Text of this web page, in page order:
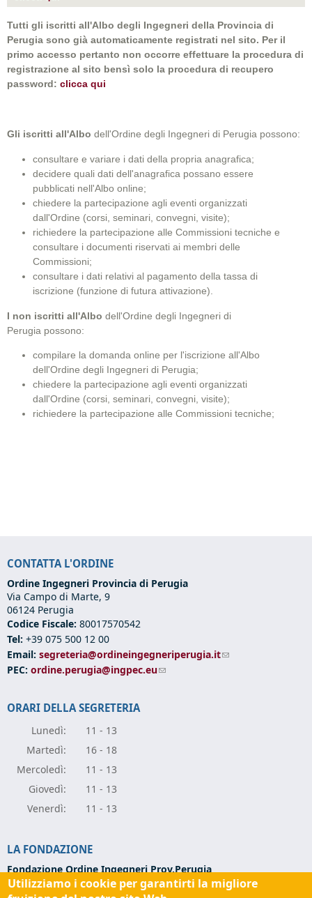
Tutti gli iscritti all'Albo degli Ingegneri della Provincia di
Perugia sono già automaticamente registrati nel sito. Per il
primo accesso pertanto non occorre effettuare la procedura di
registrazione al sito bensì solo la procedura di recupero
password: clicca qui
Gli iscritti all'Albo dell'Ordine degli Ingegneri di Perugia possono:
consultare e variare i dati della propria anagrafica;
decidere quali dati dell'anagrafica possano essere
pubblicati nell'Albo online;
chiedere la partecipazione agli eventi organizzati
dall'Ordine (corsi, seminari, convegni, visite);
richiedere la partecipazione alle Commissioni tecniche e
consultare i documenti riservati ai membri delle
Commissioni;
consultare i dati relativi al pagamento della tassa di
iscrizione (funzione di futura attivazione).
I non iscritti all'Albo dell'Ordine degli Ingegneri di
Perugia possono:
compilare la domanda online per l'iscrizione all'Albo
dell'Ordine degli Ingegneri di Perugia;
chiedere la partecipazione agli eventi organizzati
dall'Ordine (corsi, seminari, convegni, visite);
richiedere la partecipazione alle Commissioni tecniche;
CONTATTA L'ORDINE
Ordine Ingegneri Provincia di Perugia
Via Campo di Marte, 9
06124 Perugia
Codice Fiscale: 80017570542
Tel: +39 075 500 12 00
Email: segreteria@ordineingegneriperugia.it(link sends e-mail)
PEC: ordine.perugia@ingpec.eu(link sends e-mail)
ORARI DELLA SEGRETERIA
Lunedì:
11 - 13
Martedì:
16 - 18
Mercoledì:
11 - 13
Giovedì:
11 - 13
Venerdì: 11 - 13
LA FONDAZIONE
Fondazione Ordine Ingegneri Prov.Perugia
Via Campo di Marte, 9 - 06124 Perugia
Utilizziamo i cookie per garantirti la migliore